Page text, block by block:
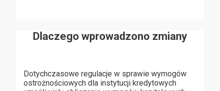
Dlaczego wprowadzono zmiany
Dotychczasowe regulacje w sprawie wymogów
ostrożnościowych dla instytucji kredytowych